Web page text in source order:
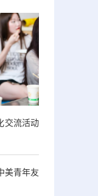
交流活动
美青年友